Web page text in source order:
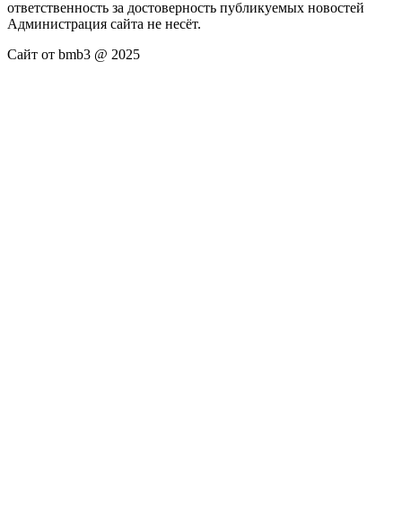
ответственность за достоверность публикуемых новостей
Администрация сайта не несёт.
Сайт от bmb3 @ 2025